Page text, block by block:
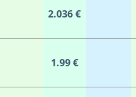
2.036 €
1.99 €